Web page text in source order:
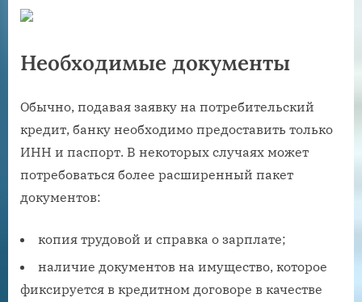
Необходимые документы
Обычно, подавая заявку на потребительский
кредит, банку необходимо предоставить только
ИНН и паспорт. В некоторых случаях может
потребоваться более расширенный пакет
документов:
копия трудовой и справка о зарплате;
наличие документов на имущество, которое
фиксируется в кредитном договоре в качестве